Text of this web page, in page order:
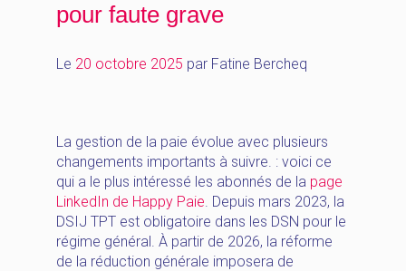
pour faute grave
Le 20 octobre 2025 par Fatine Bercheq
La gestion de la paie évolue avec plusieurs
changements importants à suivre. : voici ce
qui a le plus intéressé les abonnés de la page
LinkedIn de Happy Paie. Depuis mars 2023, la
DSIJ TPT est obligatoire dans les DSN pour le
régime général. À partir de 2026, la réforme
de la réduction générale imposera de